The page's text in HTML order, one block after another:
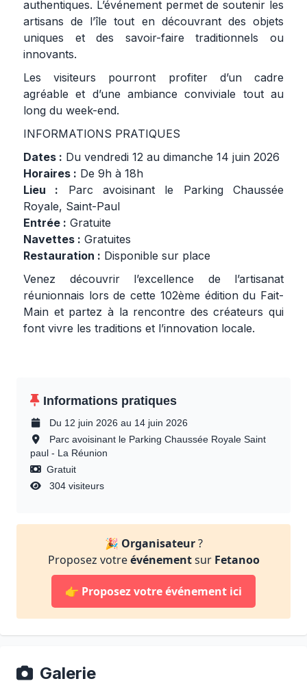
authentiques. L’événement permet de soutenir les
artisans de l’île tout en découvrant des objets
uniques et des savoir-faire traditionnels ou
innovants.
Les visiteurs pourront profiter d’un cadre
agréable et d’une ambiance conviviale tout au
long du week-end.
INFORMATIONS PRATIQUES
Dates : Du vendredi 12 au dimanche 14 juin 2026
Horaires : De 9h à 18h
Lieu : Parc avoisinant le Parking Chaussée
Royale, Saint-Paul
Entrée : Gratuite
Navettes : Gratuites
Restauration : Disponible sur place
Venez découvrir l’excellence de l’artisanat
réunionnais lors de cette 102ème édition du Fait-
Main et partez à la rencontre des créateurs qui
font vivre les traditions et l’innovation locale.
Informations pratiques
Du 12 juin 2026 au 14 juin 2026
Parc avoisinant le Parking Chaussée Royale Saint
paul - La Réunion
Gratuit
304 visiteurs
🎉 Organisateur?
Proposez votreévénementsur Fetanoo
👉 Proposez votre événement ici
Galerie